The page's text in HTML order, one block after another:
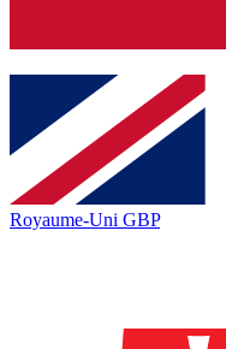
Royaume-Uni GBP